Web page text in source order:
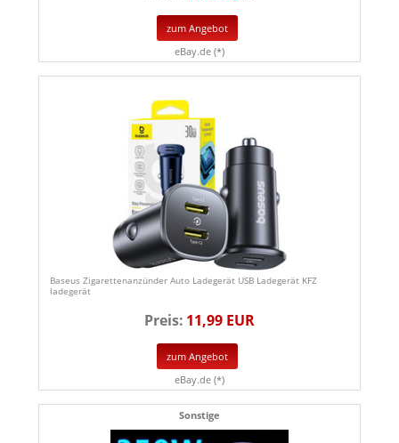
zum Angebot
eBay.de (*)
Baseus Zigarettenanzünder Auto Ladegerät USB Ladegerät KFZ
ladegerät
Preis: 11,99 EUR
zum Angebot
eBay.de (*)
Sonstige